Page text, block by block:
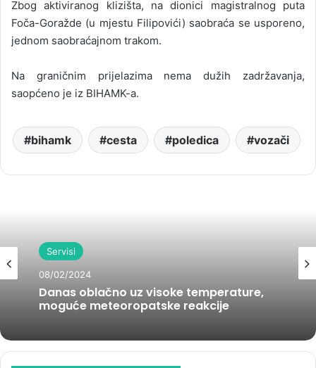
Zbog aktiviranog klizišta, na dionici magistralnog puta
Foča-Goražde (u mjestu Filipovići) saobraća se usporeno,
jednom saobraćajnom trakom.
Na graničnim prijelazima nema dužih zadržavanja,
saopćeno je iz BIHAMK-a.
bihamk cesta poledica vozači
Servisi
08/02/2024
Danas oblačno uz visoke temperature,
moguće meteoropatske reakcije